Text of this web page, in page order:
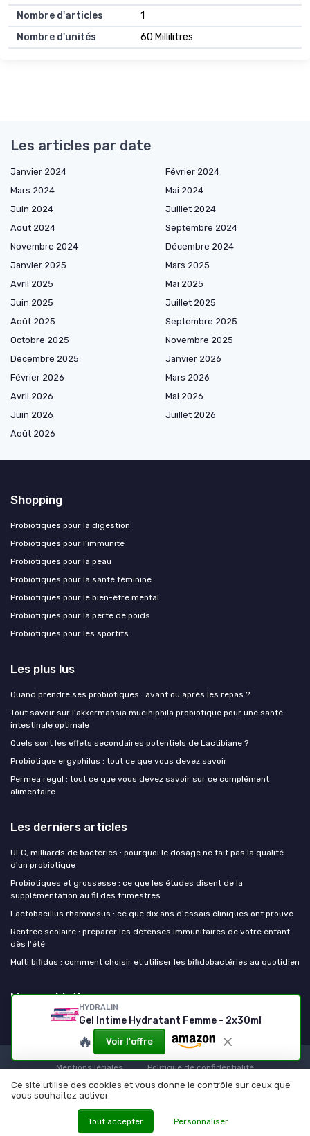
Nombre d'articles
1
Nombre d'unités
60 Millilitres
HYDRALIN
Gel Intime Hydratant Femme - 2x30ml
🔥 Voir l'offre
Les articles par date
Janvier 2024
Février 2024
Mars 2024
Mai 2024
Juin 2024
Juillet 2024
Août 2024
Septembre 2024
Novembre 2024
Décembre 2024
Janvier 2025
Mars 2025
Avril 2025
Mai 2025
Juin 2025
Juillet 2025
Août 2025
Septembre 2025
Octobre 2025
Novembre 2025
Décembre 2025
Janvier 2026
Février 2026
Mars 2026
Avril 2026
Mai 2026
Juin 2026
Juillet 2026
Août 2026
Shopping
Probiotiques pour la digestion
Probiotiques pour l’immunité
Probiotiques pour la peau
Probiotiques pour la santé féminine
Probiotiques pour le bien-être mental
Probiotiques pour la perte de poids
Probiotiques pour les sportifs
Les plus lus
Quand prendre ses probiotiques : avant ou après les repas ?
Tout savoir sur l'akkermansia muciniphila probiotique pour une santé
intestinale optimale
Quels sont les effets secondaires potentiels de Lactibiane ?
Probiotique ergyphilus : tout ce que vous devez savoir
Permea regul : tout ce que vous devez savoir sur ce complément
alimentaire
Les derniers articles
UFC, milliards de bactéries : pourquoi le dosage ne fait pas la qualité
d'un probiotique
Probiotiques et grossesse : ce que les études disent de la
supplémentation au fil des trimestres
Lactobacillus rhamnosus : ce que dix ans d'essais cliniques ont prouvé
Rentrée scolaire : préparer les défenses immunitaires de votre enfant
dès l'été
Multi bifidus : comment choisir et utiliser les bifidobactéries au quotidien
Mes probiotiques
Mentions légales
Politique de confidentialité
© Mes probiotiques 2026
Ce site utilise des cookies et vous donne le contrôle sur ceux que
vous souhaitez activer
Tout accepter Personnaliser